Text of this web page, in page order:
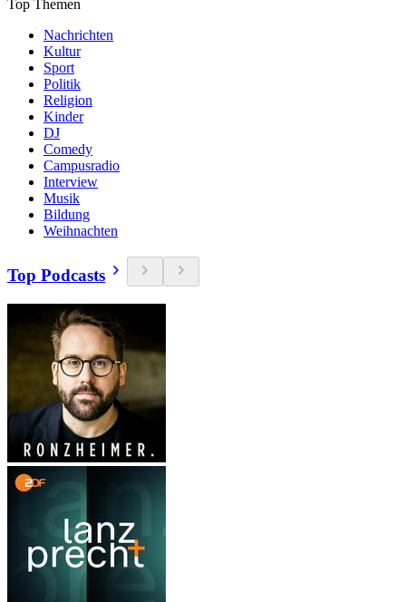
Top Themen
Nachrichten
Kultur
Sport
Politik
Religion
Kinder
DJ
Comedy
Campusradio
Interview
Musik
Bildung
Weihnachten
Top Podcasts